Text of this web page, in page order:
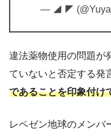
— ◢ ◤
違法薬物使用の問題が
ていないと否定する発
であることを印象付け
レペゼン地球のメンバ